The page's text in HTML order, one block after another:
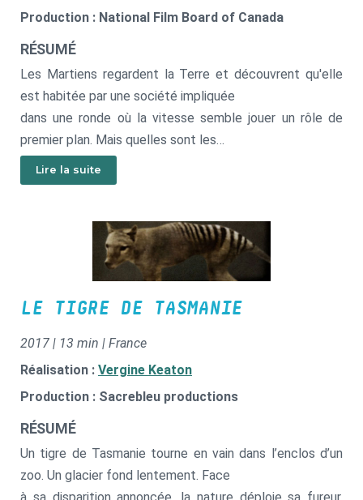
Production : National Film Board of Canada
RÉSUMÉ
Les Martiens regardent la Terre et découvrent qu'elle
est habitée par une société impliquée
dans une ronde où la vitesse semble jouer un rôle de
premier plan. Mais quelles sont les
raisons de vivre du Terrien au sein de ce paradis d'engins,
de tracteurs et de bulldozers ?
Lire la suite
LE TIGRE DE TASMANIE
2017 | 13 min | France
Réalisation : Vergine Keaton
Production : Sacrebleu productions
RÉSUMÉ
Un tigre de Tasmanie tourne en vain dans l’enclos d’un
zoo. Un glacier fond lentement. Face